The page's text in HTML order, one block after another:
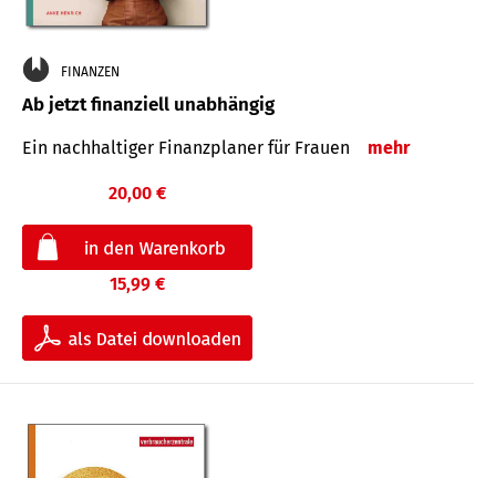
FINANZEN
Ab jetzt finanziell unabhängig
Ein nachhaltiger Finanzplaner für Frauen mehr
20,00 €
15,99 €